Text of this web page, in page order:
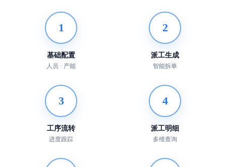
1
基础配置
人员 · 产能
2
派工生成
智能拆单
3
工序流转
进度跟踪
4
派工明细
多维查询